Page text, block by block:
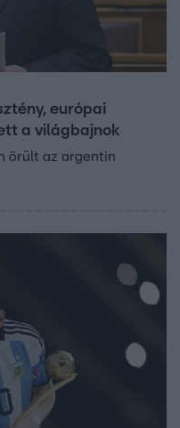
európai
a világbajnok
örült az argentin